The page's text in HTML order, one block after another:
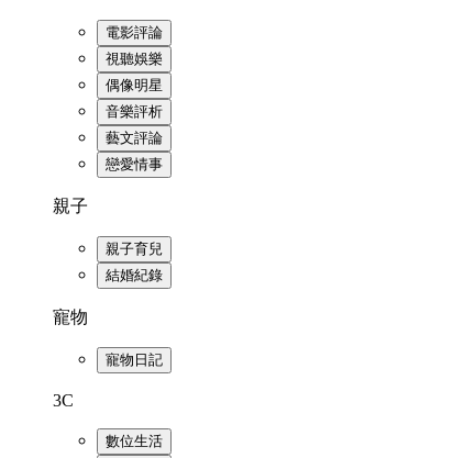
電影評論
視聽娛樂
偶像明星
音樂評析
藝文評論
戀愛情事
親子
親子育兒
結婚紀錄
寵物
寵物日記
3C
數位生活